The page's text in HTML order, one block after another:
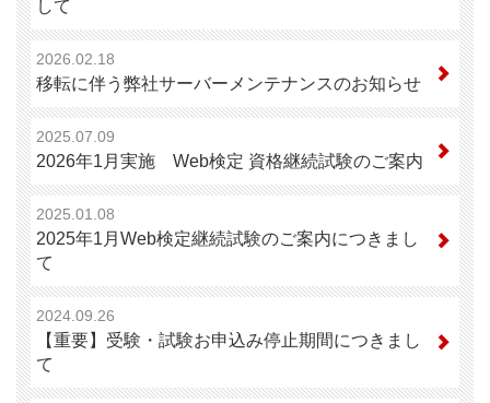
して
2026.02.18
移転に伴う弊社サーバーメンテナンスのお知らせ
2025.07.09
2026年1月実施 Web検定 資格継続試験のご案内
2025.01.08
2025年1月Web検定継続試験のご案内につきまし
て
2024.09.26
【重要】受験・試験お申込み停止期間につきまし
て